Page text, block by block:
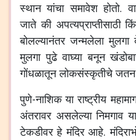
स्थान यांचा समावेश होतो.
जाते की अपत्यप्राप्तीसाठी
बोलल्यानंतर जन्मलेला मुलगा
मुलगा पुढे वाघ्या बनून
गोंधळातून लोकसंस्कृतीचे
पुणे-नाशिक या राष्ट्रीय
अंतरावर असलेल्या निमगाव
टेकडीवर हे मंदिर आहे.